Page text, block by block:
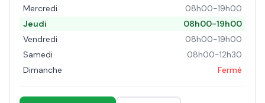
Mercredi
08h00-19h00
Jeudi
08h00-19h00
Vendredi
08h00-19h00
Samedi
08h00-12h30
Dimanche
Fermé